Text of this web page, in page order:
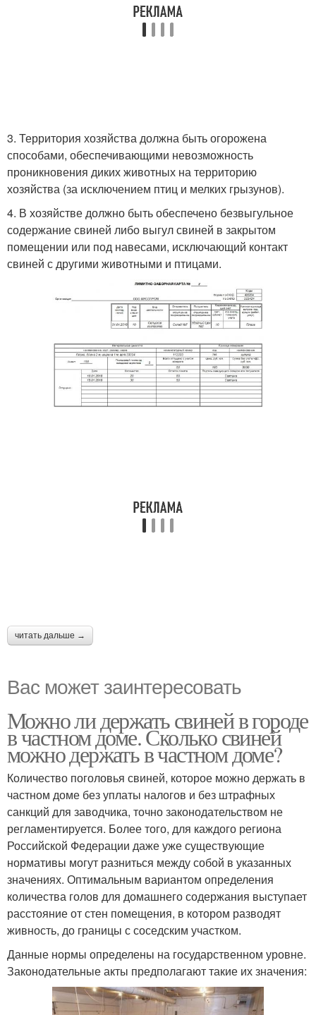
3. Территория хозяйства должна быть огорожена
способами, обеспечивающими невозможность
проникновения диких животных на территорию
хозяйства (за исключением птиц и мелких грызунов).
4. В хозяйстве должно быть обеспечено безвыгульное
содержание свиней либо выгул свиней в закрытом
помещении или под навесами, исключающий контакт
свиней с другими животными и птицами.
читать дальше →
Вас может заинтересовать
Можно ли держать свиней в городе
в частном доме. Сколько свиней
можно держать в частном доме?
Количество поголовья свиней, которое можно держать в
частном доме без уплаты налогов и без штрафных
санкций для заводчика, точно законодательством не
регламентируется. Более того, для каждого региона
Российской Федерации даже уже существующие
нормативы могут разниться между собой в указанных
значениях. Оптимальным вариантом определения
количества голов для домашнего содержания выступает
расстояние от стен помещения, в котором разводят
живность, до границы с соседским участком.
Данные нормы определены на государственном уровне.
Законодательные акты предполагают такие их значения: